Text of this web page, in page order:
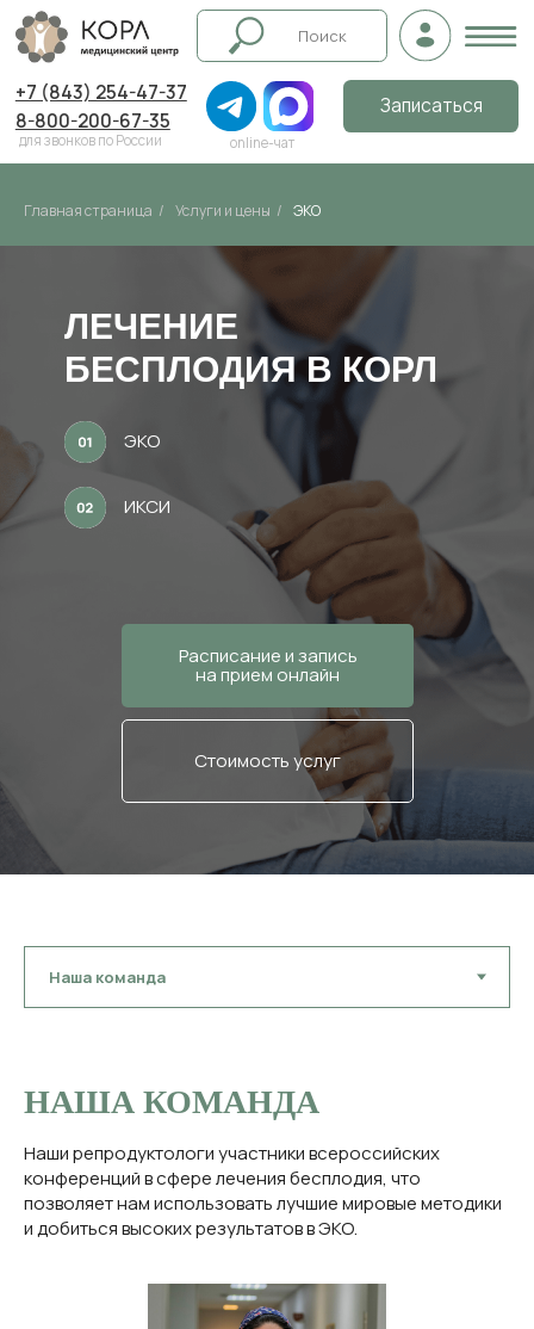
Записаться
online-чат
8-800-200-67-35
Главная страница / Услуги и цены / ЭКО
ЛЕЧЕНИЕ
БЕСПЛОДИЯ В КОРЛ
ЭКО
ИКСИ
Расписание и запись
на прием онлайн
Стоимость услуг
НАША КОМАНДА
Наши репродуктологи участники всероссийских
конференций в сфере лечения бесплодия, что
позволяет нам использовать лучшие мировые методики
и добиться высоких результатов в ЭКО.